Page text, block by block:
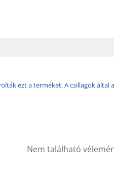
ezt a terméket. A csillagok
Nem található